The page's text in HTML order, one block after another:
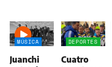
MÚSICA
Juanchi
DEPORTES
Cuatro